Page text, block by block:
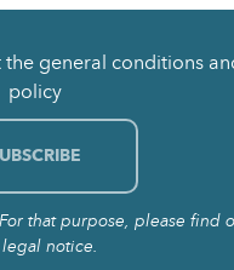
the general conditions
policy
that purpose, please find
notice.